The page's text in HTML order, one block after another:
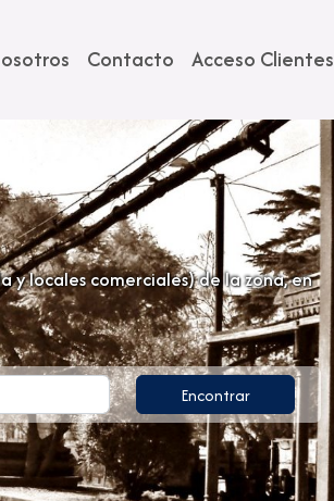
Contacto Acceso Clientes
locales comerciales) de la zona, en